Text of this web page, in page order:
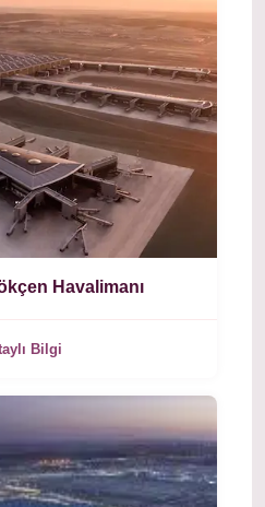
Havalimanı
Bilgi